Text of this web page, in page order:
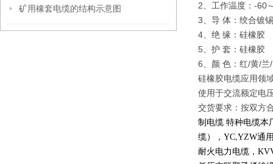
矿用橡套电缆的结构示意图
2、工作温度：-60
3、导 体：绞合镀
4、绝 缘：硅橡胶
5、护 套：硅橡胶
6、颜 色：红/黄/
硅橡胶电缆应用领
使用于交流额定电
交货要求：按双方
制电缆 特种电缆本
缆）， YC,YZW通
耐火电力电缆，